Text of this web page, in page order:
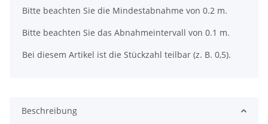
x
Bitte beachten Sie die Mindestabnahme von 0.2 m.
Bitte beachten Sie das Abnahmeintervall von 0.1 m.
Bei diesem Artikel ist die Stückzahl teilbar (z. B. 0,5).
Beschreibung